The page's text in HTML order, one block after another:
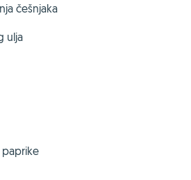
češnjaka
ulja
paprike